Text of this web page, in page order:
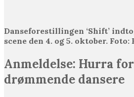
Danseforestillingen ‘Shift’
scene den 4. og 5. oktober. Foto:
Anmeldelse: Hurra
drømmende dansere